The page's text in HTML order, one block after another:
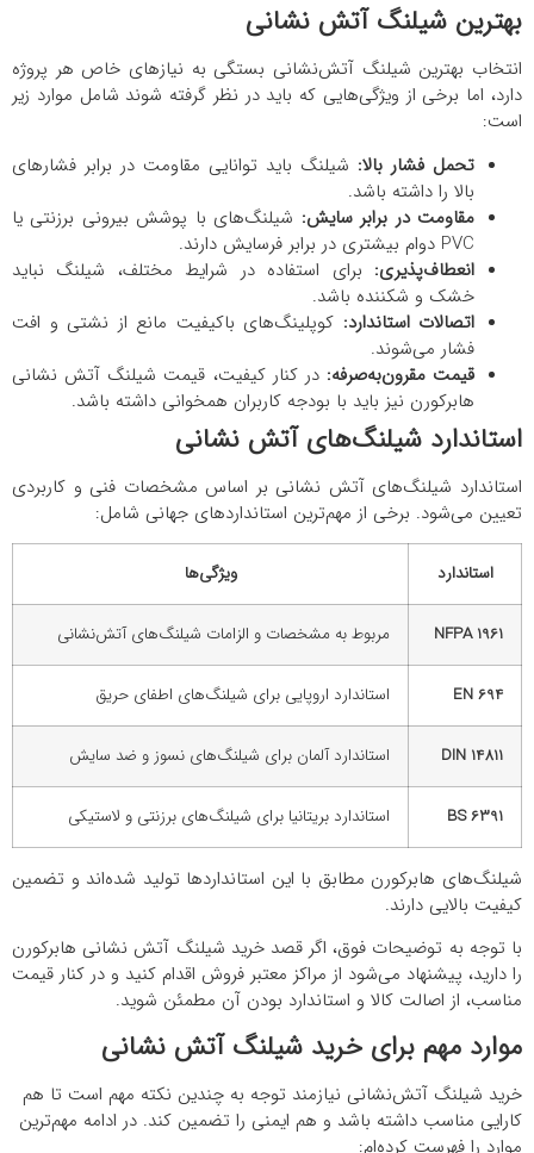
بهترین شیلنگ آتش نشانی
انتخاب بهترین شیلنگ آتش‌نشانی بستگی به نیازهای خاص هر پروژه
دارد، اما برخی از ویژگی‌هایی که باید در نظر گرفته شوند شامل موارد زیر
است:
تحمل فشار بالا:شیلنگ باید توانایی مقاومت در برابر فشارهای
بالا را داشته باشد.
مقاومت در برابر سایش:شیلنگ‌های با پوشش بیرونی برزنتی یا
PVC دوام بیشتری در برابر فرسایش دارند.
انعطاف‌پذیری:برای استفاده در شرایط مختلف، شیلنگ نباید
خشک و شکننده باشد.
اتصالات استاندارد:کوپلینگ‌های باکیفیت مانع از نشتی و افت
فشار می‌شوند.
قیمت مقرون‌به‌صرفه:در کنار کیفیت، قیمت شیلنگ آتش نشانی
هابرکورن نیز باید با بودجه کاربران همخوانی داشته باشد.
استاندارد شیلنگ‌های آتش نشانی
استاندارد شیلنگ‌های آتش نشانی بر اساس مشخصات فنی و کاربردی
تعیین می‌شود. برخی از مهم‌ترین استانداردهای جهانی شامل:
استاندارد ویژگی‌ها
NFPA 1961 مربوط به مشخصات و الزامات شیلنگ‌های آتش‌نشانی
EN 694 استاندارد اروپایی برای شیلنگ‌های اطفای حریق
DIN 14811 استاندارد آلمان برای شیلنگ‌های نسوز و ضد سایش
BS 6391 استاندارد بریتانیا برای شیلنگ‌های برزنتی و لاستیکی
شیلنگ‌های هابرکورن مطابق با این استانداردها تولید شده‌اند و تضمین
کیفیت بالایی دارند.
با توجه به توضیحات فوق، اگر قصد خرید شیلنگ آتش نشانی هابرکورن
را دارید، پیشنهاد می‌شود از مراکز معتبر فروش اقدام کنید و در کنار قیمت
مناسب، از اصالت کالا و استاندارد بودن آن مطمئن شوید.
موارد مهم برای خرید شیلنگ آتش نشانی
خرید شیلنگ آتش‌نشانی نیازمند توجه به چندین نکته مهم است تا هم
کارایی مناسب داشته باشد و هم ایمنی را تضمین کند. در ادامه مهم‌ترین
موارد را فهرست کرده‌ام: